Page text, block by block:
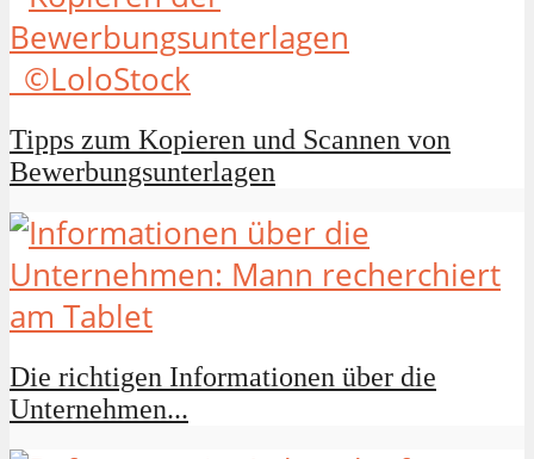
Tipps zum Kopieren und Scannen von
Bewerbungsunterlagen
Die richtigen Informationen über die
Unternehmen...